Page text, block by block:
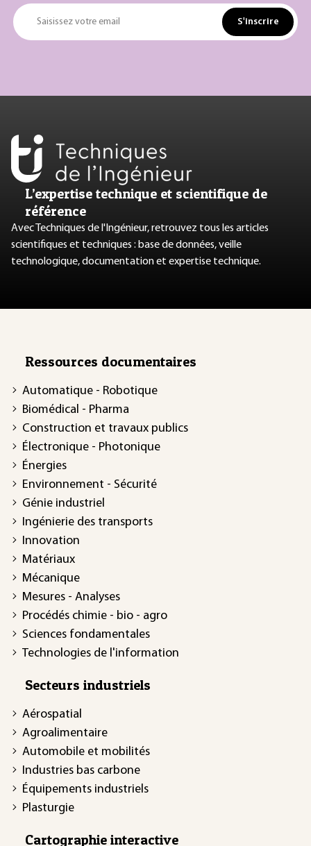
Saisissez votre email S'inscrire
L’expertise technique et scientifique de
référence
Avec Techniques de l'Ingénieur, retrouvez tous les articles
scientifiques et techniques : base de données, veille
technologique, documentation et expertise technique.
Ressources documentaires
Automatique - Robotique
Biomédical - Pharma
Construction et travaux publics
Électronique - Photonique
Énergies
Environnement - Sécurité
Génie industriel
Ingénierie des transports
Innovation
Matériaux
Mécanique
Mesures - Analyses
Procédés chimie - bio - agro
Sciences fondamentales
Technologies de l'information
Secteurs industriels
Aérospatial
Agroalimentaire
Automobile et mobilités
Industries bas carbone
Équipements industriels
Plasturgie
Cartographie interactive